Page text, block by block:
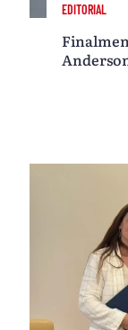
EDITORIAL